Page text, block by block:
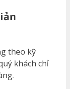
theo kỹ
khách chỉ